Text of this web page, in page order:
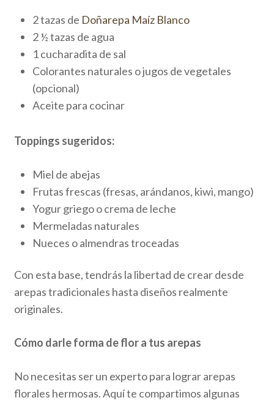
2 tazas de Doñarepa Maíz Blanco
2 ½ tazas de agua
1 cucharadita de sal
Colorantes naturales o jugos de vegetales
(opcional)
Aceite para cocinar
Toppings sugeridos:
Miel de abejas
Frutas frescas (fresas, arándanos, kiwi, mango)
Yogur griego o crema de leche
Mermeladas naturales
Nueces o almendras troceadas
Con esta base, tendrás la libertad de crear desde
arepas tradicionales hasta diseños realmente
originales.
Cómo darle forma de flor a tus arepas
No necesitas ser un experto para lograr arepas
florales hermosas. Aquí te compartimos algunas